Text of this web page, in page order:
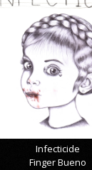
Infecticide
Finger Bueno